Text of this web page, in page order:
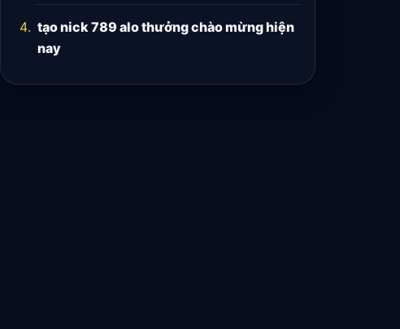
tạo nick 789 alo thưởng chào mừng hiện
nay